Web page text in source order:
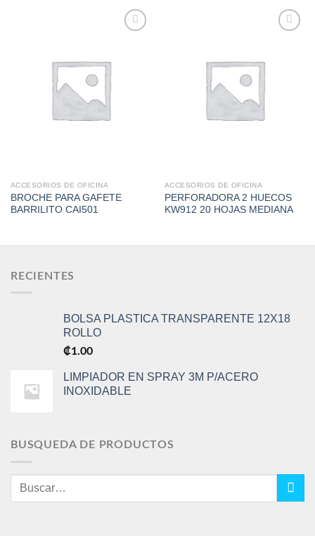
ACCESORIOS DE OFICINA
BROCHE PARA GAFETE
BARRILITO CAI501
ACCESORIOS DE OFICINA
PERFORADORA 2 HUECOS
KW912 20 HOJAS MEDIANA
RECIENTES
BOLSA PLASTICA TRANSPARENTE 12X18
ROLLO
₡1.00
LIMPIADOR EN SPRAY 3M P/ACERO
INOXIDABLE
BUSQUEDA DE PRODUCTOS
Buscar